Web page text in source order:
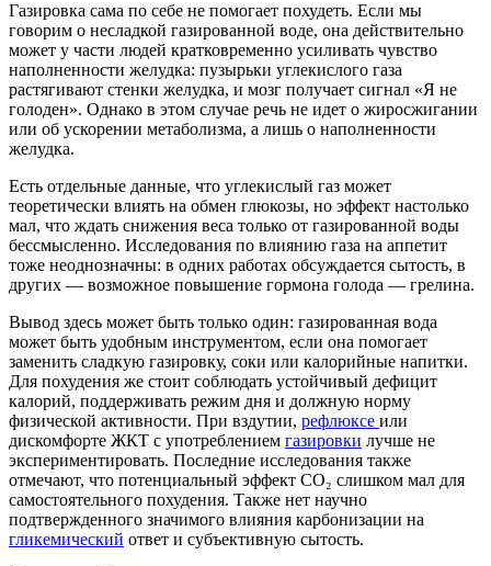
Газировка сама по себе не помогает похудеть. Если мы
говорим о несладкой газированной воде, она действительно
может у части людей кратковременно усиливать чувство
наполненности желудка: пузырьки углекислого газа
растягивают стенки желудка, и мозг получает сигнал «Я не
голоден». Однако в этом случае речь не идет о жиросжигании
или об ускорении метаболизма, а лишь о наполненности
желудка.
Есть отдельные данные, что углекислый газ может
теоретически влиять на обмен глюкозы, но эффект настолько
мал, что ждать снижения веса только от газированной воды
бессмысленно. Исследования по влиянию газа на аппетит
тоже неоднозначны: в одних работах обсуждается сытость, в
других — возможное повышение гормона голода — грелина.
Вывод здесь может быть только один: газированная вода
может быть удобным инструментом, если она помогает
заменить сладкую газировку, соки или калорийные напитки.
Для похудения же стоит соблюдать устойчивый дефицит
калорий, поддерживать режим дня и должную норму
физической активности. При вздутии, рефлюксе или
дискомфорте ЖКТ с употреблением газировки лучше не
экспериментировать. Последние исследования также
отмечают, что потенциальный эффект CO₂ слишком мал для
самостоятельного похудения. Также нет научно
подтвержденного значимого влияния карбонизации на
гликемический ответ и субъективную сытость.